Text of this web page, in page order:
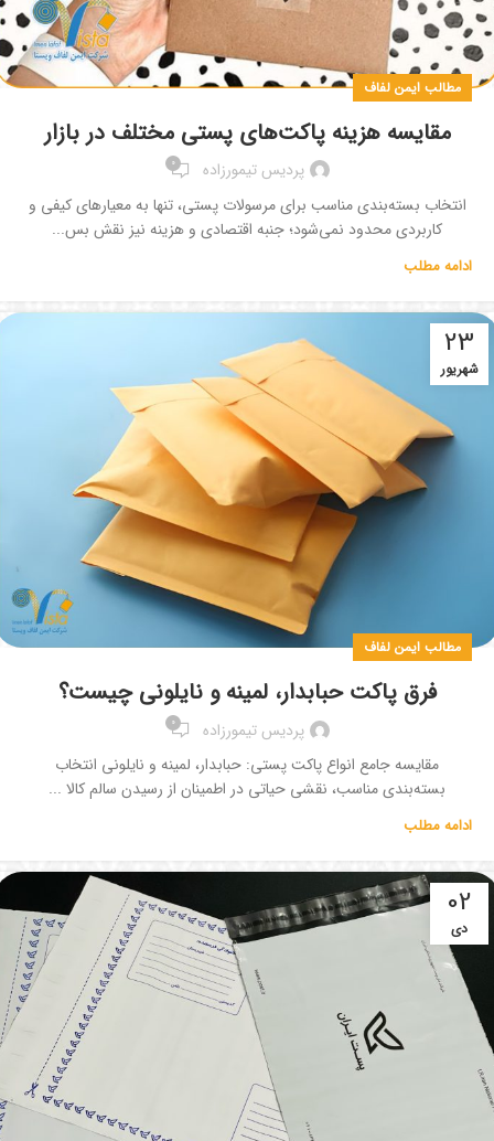
مطالب ایمن لفاف
مقایسه هزینه پاکت‌های پستی مختلف در بازار
پردیس تیمورزاده 0
انتخاب بسته‌بندی مناسب برای مرسولات پستی، تنها به معیارهای کیفی و
کاربردی محدود نمی‌شود؛ جنبه اقتصادی و هزینه نیز نقش بس...
ادامه مطلب
23
شهریور
مطالب ایمن لفاف
فرق پاکت حبابدار، لمینه و نایلونی چیست؟
پردیس تیمورزاده 0
مقایسه جامع انواع پاکت پستی: حبابدار، لمینه و نایلونی انتخاب
بسته‌بندی مناسب، نقشی حیاتی در اطمینان از رسیدن سالم کالا ...
ادامه مطلب
02
دی